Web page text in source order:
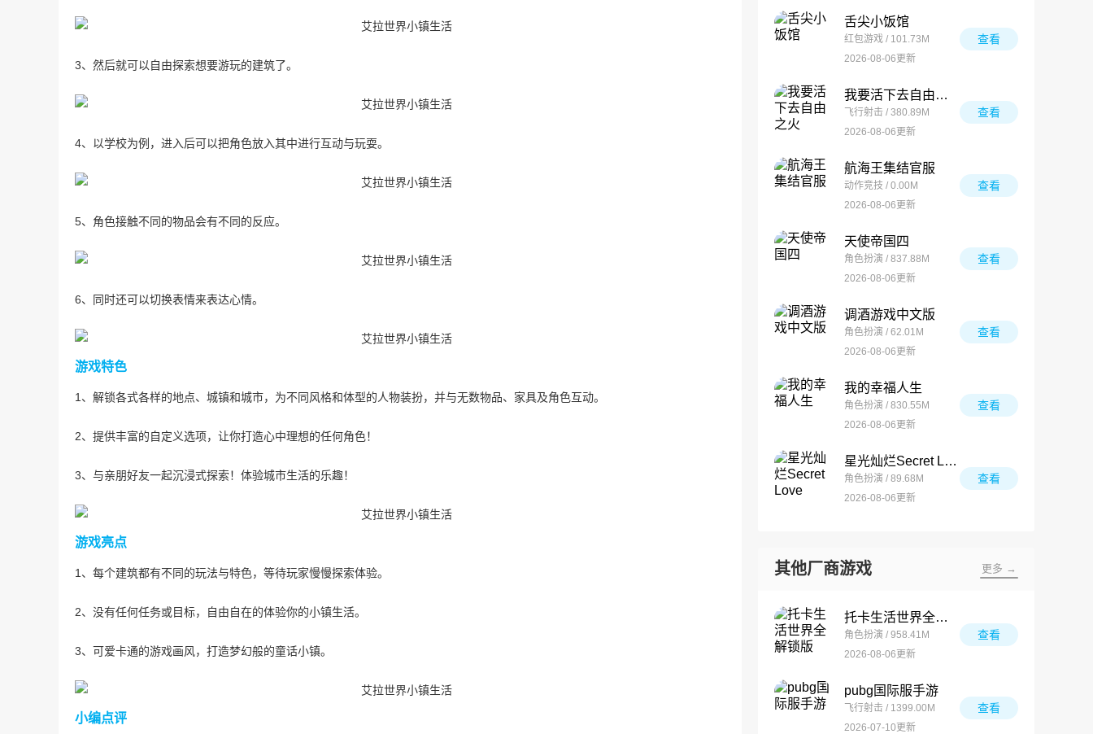
3、然后就可以自由探索想要游玩的建筑了。
4、以学校为例，进入后可以把角色放入其中进行互动与玩耍。
5、角色接触不同的物品会有不同的反应。
6、同时还可以切换表情来表达心情。
游戏特色
1、解锁各式各样的地点、城镇和城市，为不同风格和体型的人物装扮，并与无数物品、家具及角色互动。
2、提供丰富的自定义选项，让你打造心中理想的任何角色！
3、与亲朋好友一起沉浸式探索！体验城市生活的乐趣！
游戏亮点
1、每个建筑都有不同的玩法与特色，等待玩家慢慢探索体验。
2、没有任何任务或目标，自由自在的体验你的小镇生活。
3、可爱卡通的游戏画风，打造梦幻般的童话小镇。
小编点评
舌尖小饭馆
红包游戏 / 101.73M
2026-08-06更新
查看
我要活下去自由之火
飞行射击 / 380.89M
2026-08-06更新
查看
航海王集结官服
动作竞技 / 0.00M
2026-08-06更新
查看
天使帝国四
角色扮演 / 837.88M
2026-08-06更新
查看
调酒游戏中文版
角色扮演 / 62.01M
2026-08-06更新
查看
我的幸福人生
角色扮演 / 830.55M
2026-08-06更新
查看
星光灿烂Secret Love
角色扮演 / 89.68M
2026-08-06更新
查看
其他厂商游戏 更多 →
托卡生活世界全解锁版
角色扮演 / 958.41M
2026-08-06更新
查看
pubg国际服手游
飞行射击 / 1399.00M
2026-07-10更新
查看